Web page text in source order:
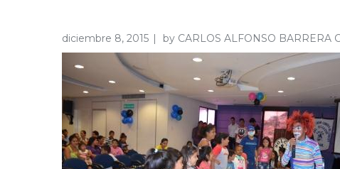
diciembre 8, 2015 by CARLOS ALFONSO BARRERA